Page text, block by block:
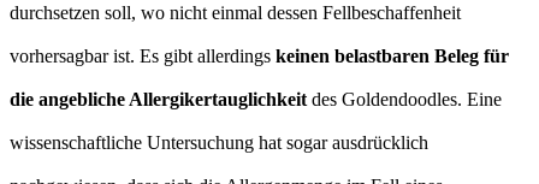
durchsetzen soll, wo nicht einmal dessen Fellbeschaffenheit
vorhersagbar ist. Es gibt allerdings keinen belastbaren Beleg für
die angebliche Allergikertauglichkeit des Goldendoodles. Eine
wissenschaftliche Untersuchung hat sogar ausdrücklich